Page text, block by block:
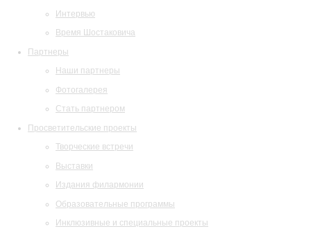
Интервью
Время Шостаковича
Партнеры
Наши партнеры
Фотогалерея
Стать партнером
Просветительские проекты
Творческие встречи
Выставки
Издания филармонии
Образовательные программы
Инклюзивные и специальные проекты